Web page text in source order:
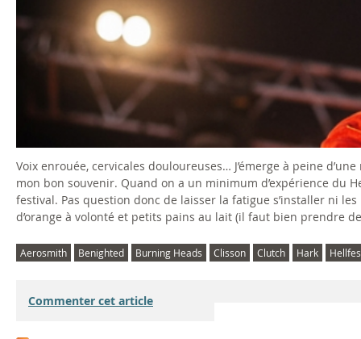
Voix enrouée, cervicales douloureuses… J’émerge à peine
mon bon souvenir. Quand on a un minimum d’expérience du
festival. Pas question donc de laisser la fatigue s’installer ni
d’orange à volonté et petits pains au lait (il faut bien prendre
Aerosmith Benighted Burning Heads Clisson Clutch Hark
Commenter cet article